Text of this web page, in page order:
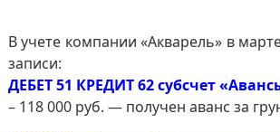
В учете компании «Акварель» в
записи:
ДЕБЕТ 51 КРЕДИТ 62 субсчет
– 118 000 руб. — получен аванс за